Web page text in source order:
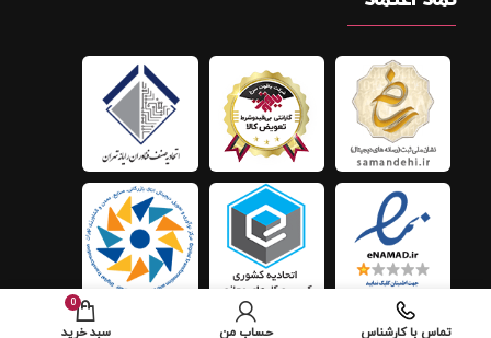
تماس با کارشناس حساب من
0
سبد خرید